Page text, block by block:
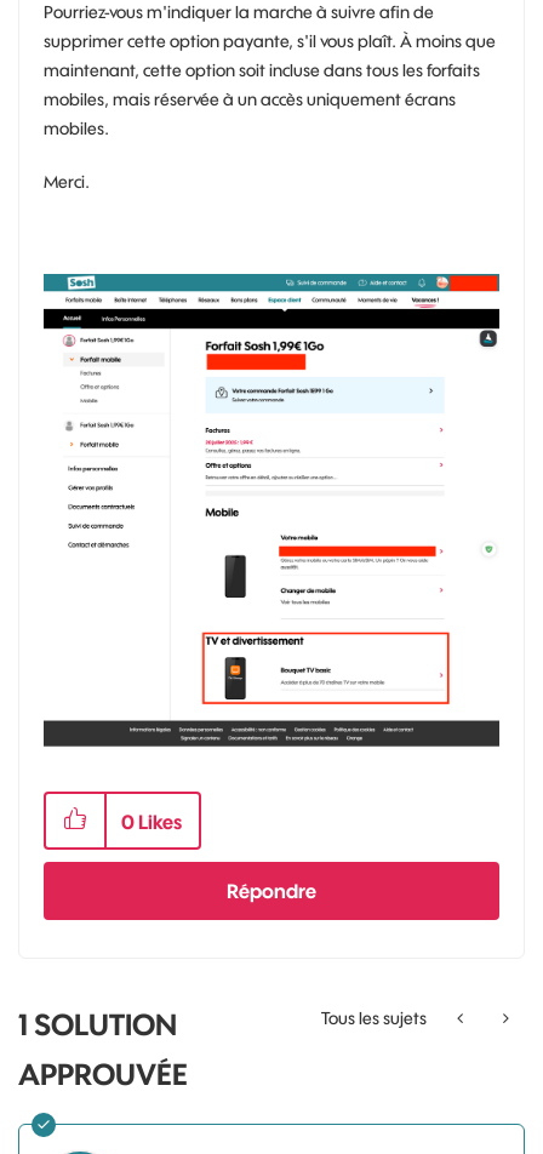
Pourriez-vous m'indiquer la marche à suivre afin de
supprimer cette option payante, s'il vous plaît. À moins que
maintenant, cette option soit incluse dans tous les forfaits
mobiles, mais réservée à un accès uniquement écrans
mobiles.
Merci.
0 Likes
Répondre
Tous les sujets
1 SOLUTION
APPROUVÉE